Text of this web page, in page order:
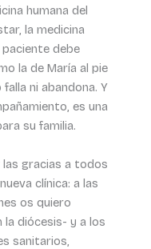
humana del
la medicina
paciente debe
la de María al pie
ni abandona. Y
es una
su familia.
gracias a todos
clínica: a las
os quiero
la diócesis- y a los
sanitarios,